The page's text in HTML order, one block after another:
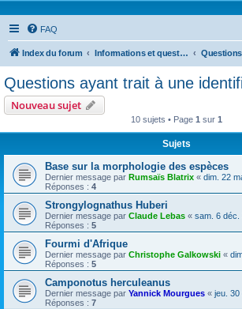
FAQ
Index du forum Informations et questions taxonomiques
Questions ayant trait à une
Nouveau sujet
10 sujets • Page 1 sur 1
Sujets
Base sur la morphologie des espèces
Dernier message par Rumsaïs Blatrix « dim. 22
Réponses : 4
Strongylognathus Huberi
Dernier message par Claude Lebas « sam. 6 déc.
Réponses : 5
Fourmi d'Afrique
Dernier message par Christophe Galkowski «
Réponses : 5
Camponotus herculeanus
Dernier message par Yannick Mourgues « jeu. 30
Réponses : 7